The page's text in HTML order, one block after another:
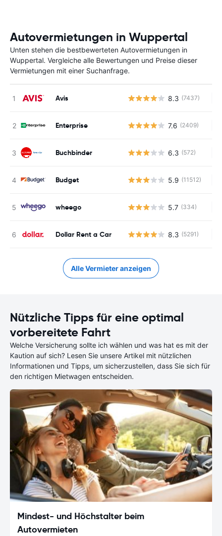
Autovermietungen in Wuppertal
Unten stehen die bestbewerteten Autovermietungen in
Wuppertal. Vergleiche alle Bewertungen und Preise dieser
Vermietungen mit einer Suchanfrage.
Avis 8.3 (7437)
Enterprise 7.6 (2409)
Buchbinder 6.3 (572)
Budget 5.9 (11512)
wheego 5.7 (334)
Dollar Rent a Car 8.3 (5291)
Alle Vermieter anzeigen
Nützliche Tipps für eine optimal
vorbereitete Fahrt
Welche Versicherung sollte ich wählen und was hat es mit der
Kaution auf sich? Lesen Sie unsere Artikel mit nützlichen
Informationen und Tipps, um sicherzustellen, dass Sie sich für
den richtigen Mietwagen entscheiden.
Mindest- und Höchstalter beim
Autovermieten